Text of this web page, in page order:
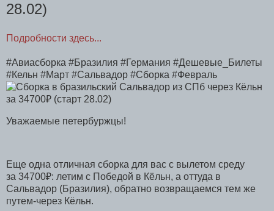
28.02)
Подробности здесь...
#Авиасборка #Бразилия #Германия #Дешевые_Билеты
#Кельн #Март #Сальвадор #Сборка #Февраль
Уважаемые петербуржцы!
Еще одна отличная сборка для вас с вылетом среду
за 34700₽: летим с Победой в Кёльн, а оттуда в
Сальвадор (Бразилия), обратно возвращаемся тем же
путем-через Кёльн.